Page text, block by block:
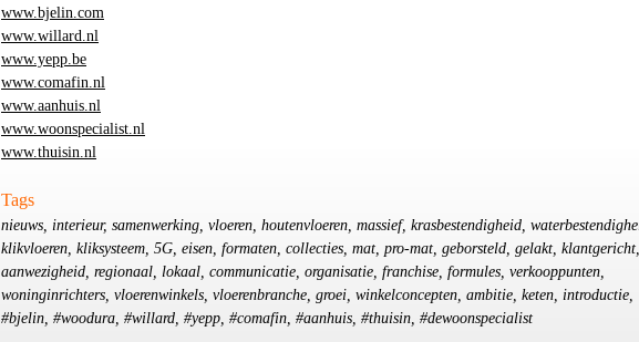
www.bjelin.com
www.willard.nl
www.yepp.be
www.comafin.nl
www.aanhuis.nl
www.woonspecialist.nl
www.thuisin.nl
Tags
nieuws, interieur, samenwerking, vloeren, houtenvloeren, massief, krasbestendigheid,
klikvloeren, kliksysteem, 5G, eisen, formaten, collecties, mat, pro-mat, geborsteld, gelakt, klantgericht,
aanwezigheid, regionaal, lokaal, communicatie, organisatie, franchise, formules, verkooppunten,
woninginrichters, vloerenwinkels, vloerenbranche, groei, winkelconcepten, ambitie, keten, introductie,
#bjelin, #woodura, #willard, #yepp, #comafin, #aanhuis, #thuisin, #dewoonspecialist